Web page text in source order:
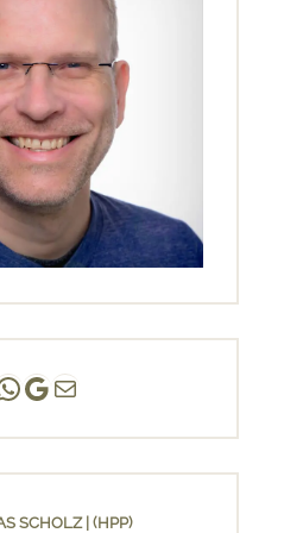
Scholz | (HPP)
Praxis Adlershof
E-Mail an mich ...
SCHOLZ | (HPP)